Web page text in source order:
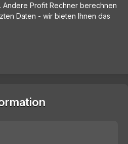
Andere Profit Rechner berechnen
Daten - wir bieten Ihnen das